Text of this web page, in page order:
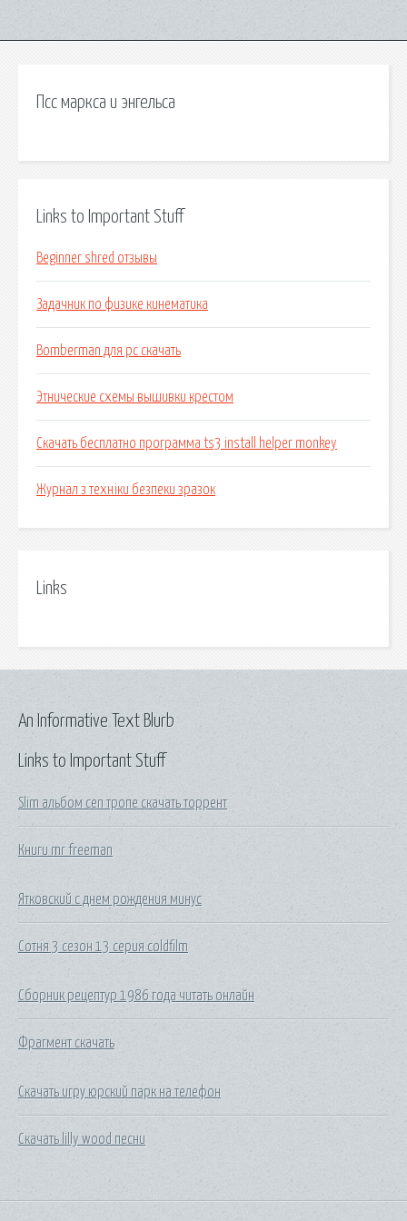
Псс маркса и энгельса
Links to Important Stuff
Beginner shred отзывы
Задачник по физике кинематика
Bomberman для pc скачать
Этнические схемы вышивки крестом
Скачать бесплатно программа ts3 install helper monkey
Журнал з техніки безпеки зразок
Links
Links to Important Stuff
Slim альбом cen тропе скачать торрент
Книги mr freeman
Ятковский с днем рождения минус
Сотня 3 сезон 13 серия coldfilm
Сборник рецептур 1986 года читать онлайн
Фрагмент скачать
Скачать игру юрский парк на телефон
Скачать lilly wood песни
An Informative Text Blurb